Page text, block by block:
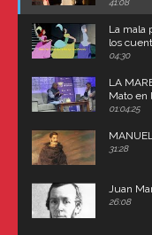
La mala
los
04:30
LA
Mato en
(Uruguay)
01:04:25
31:28
Juan
26:08